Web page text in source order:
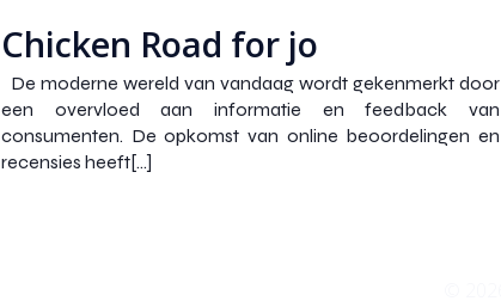
Chicken Road for jo
De moderne wereld van vandaag wordt gekenmerkt door
een overvloed aan informatie en feedback van
consumenten. De opkomst van online beoordelingen en
recensies heeft[…]